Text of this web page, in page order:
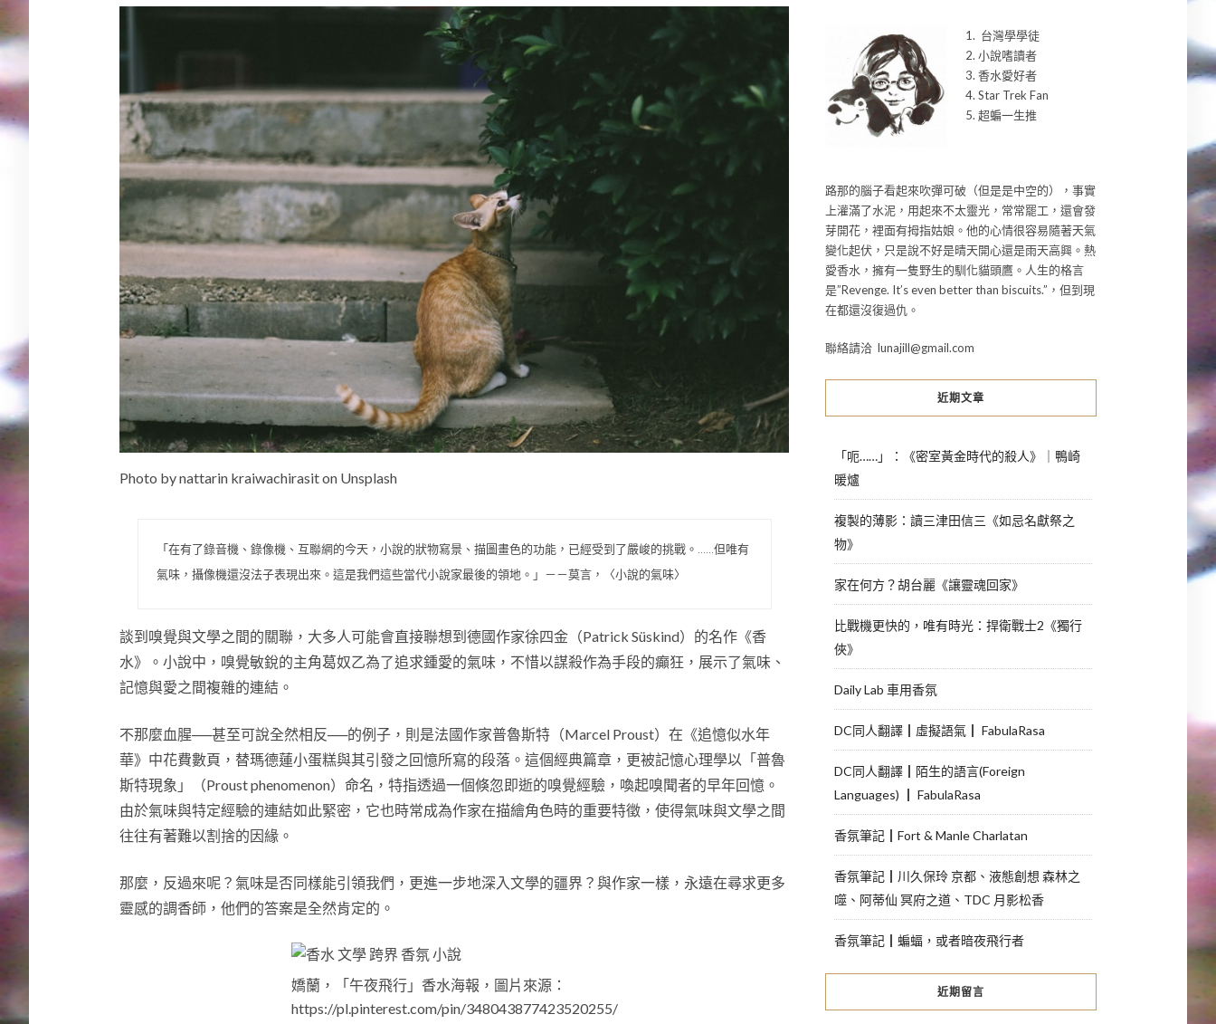
Photo by nattarin kraiwachirasit on Unsplash
「在有了錄音機、錄像機、互聯網的今天，小說的狀物寫景、描圖畫色的功能，已經受到了嚴峻的挑戰。……但唯有
氣味，攝像機還沒法子表現出來。這是我們這些當代小說家最後的領地。」－－莫言，〈小說的氣味〉
談到嗅覺與文學之間的關聯，大多人可能會直接聯想到德國作家徐四金（Patrick Süskind）的名作《香
水》。小說中，嗅覺敏銳的主角葛奴乙為了追求鍾愛的氣味，不惜以謀殺作為手段的癲狂，展示了氣味、
記憶與愛之間複雜的連結。
不那麼血腥──甚至可說全然相反──的例子，則是法國作家普魯斯特（Marcel Proust）在《追憶似水年
華》中花費數頁，替瑪德蓮小蛋糕與其引發之回憶所寫的段落。這個經典篇章，更被記憶心理學以「普魯
斯特現象」（Proust phenomenon）命名，特指透過一個倏忽即逝的嗅覺經驗，喚起嗅聞者的早年回憶。
由於氣味與特定經驗的連結如此緊密，它也時常成為作家在描繪角色時的重要特徵，使得氣味與文學之間
往往有著難以割捨的因緣。
那麼，反過來呢？氣味是否同樣能引領我們，更進一步地深入文學的疆界？與作家一樣，永遠在尋求更多
靈感的調香師，他們的答案是全然肯定的。
嬌蘭，「午夜飛行」香水海報，圖片來源：
https://pl.pinterest.com/pin/348043877423520255/
1. 台灣學學徒
2. 小說嗜讀者
3. 香水愛好者
4. Star Trek Fan
5. 超蝙一生推
路那的腦子看起來吹彈可破（但是是中空的），事實
上灌滿了水泥，用起來不太靈光，常常罷工，還會發
芽開花，裡面有拇指姑娘。他的心情很容易隨著天氣
變化起伏，只是說不好是晴天開心還是雨天高興。熱
愛香水，擁有一隻野生的馴化貓頭鷹。人生的格言
是”Revenge. It’s even better than biscuits.”，但到現
在都還沒復過仇。
聯絡請洽 lunajill@gmail.com
近期文章
「呃……」：《密室黃金時代的殺人》｜鴨崎
暖爐
複製的薄影：讀三津田信三《如忌名獻祭之
物》
家在何方？胡台麗《讓靈魂回家》
比戰機更快的，唯有時光：捍衛戰士2《獨行
俠》
Daily Lab 車用香氛
DC同人翻譯┃虛擬語氣┃ FabulaRasa
DC同人翻譯┃陌生的語言(Foreign
Languages) ┃ FabulaRasa
香氛筆記┃Fort & Manle Charlatan
香氛筆記┃川久保玲 京都、液態創想 森林之
噬、阿蒂仙 冥府之道、TDC 月影松香
香氛筆記┃蝙蝠，或者暗夜飛行者
近期留言